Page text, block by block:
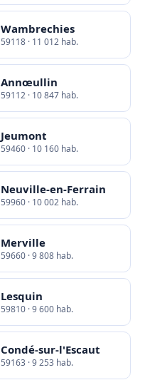
Wambrechies
59118 · 11 012 hab.
Annœullin
59112 · 10 847 hab.
Jeumont
59460 · 10 160 hab.
Neuville-en-Ferrain
59960 · 10 002 hab.
Merville
59660 · 9 808 hab.
Lesquin
59810 · 9 600 hab.
Condé-sur-l'Escaut
59163 · 9 253 hab.